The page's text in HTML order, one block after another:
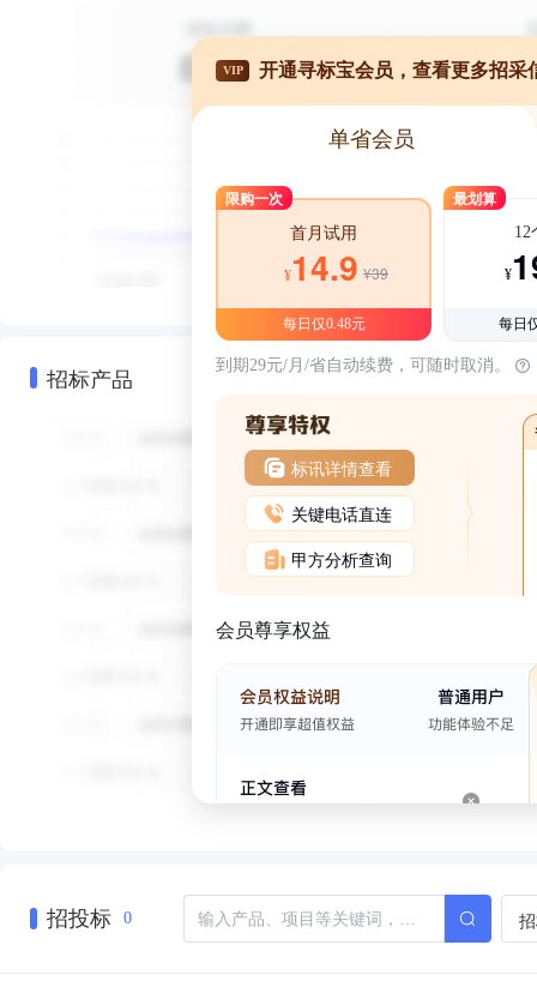
招标产品
VIP 开通寻标宝会员，查看更多招采
单省会员
限购一次
首月试用
¥14.9 ¥39
每日仅0.48元
最划算
12
¥
每日
到期29元/月/省自动续费，可随时取消。
标讯详情查看
关键电话直连
甲方分析查询
会员尊享权益
招投标 0